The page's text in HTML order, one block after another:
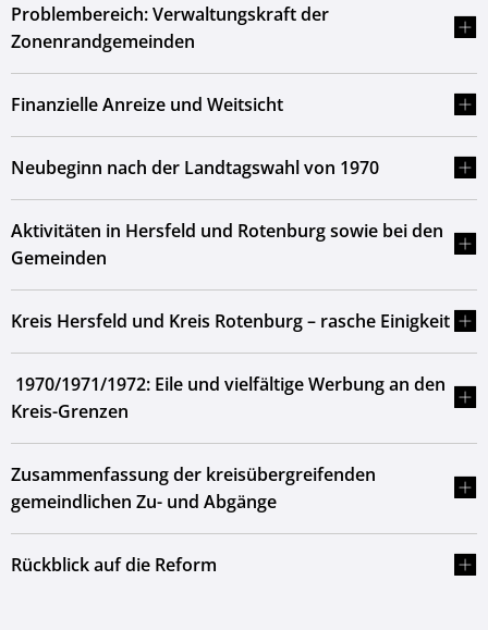
Problembereich: Verwaltungskraft der
Zonenrandgemeinden
Finanzielle Anreize und Weitsicht
Neubeginn nach der Landtagswahl von 1970
Aktivitäten in Hersfeld und Rotenburg sowie bei den
Gemeinden
Kreis Hersfeld und Kreis Rotenburg – rasche Einigkeit
1970/1971/1972: Eile und vielfältige Werbung an den
Kreis-Grenzen
Zusammenfassung der kreisübergreifenden
gemeindlichen Zu- und Abgänge
Rückblick auf die Reform